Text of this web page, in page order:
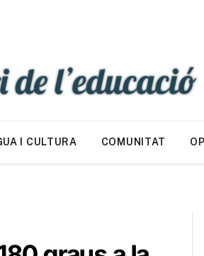
I CULTURA COMUNITAT